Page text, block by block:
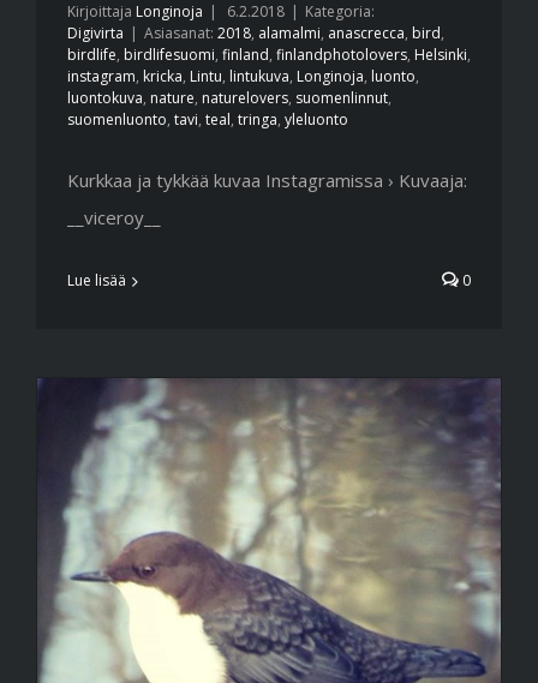
Kirjoittaja Longinoja 6.2.2018
Kategoria:
Digivirta
Asiasanat: 2018, alamalmi, anascrecca, bird,
birdlife, birdlifesuomi, finland, finlandphotolovers, Helsinki,
instagram, kricka, Lintu, lintukuva, Longinoja, luonto,
luontokuva, nature, naturelovers, suomenlinnut,
suomenluonto, tavi, teal, tringa, yleluonto
Kurkkaa ja tykkää kuvaa Instagramissa › Kuvaaja:
__viceroy__
Lue lisää 0